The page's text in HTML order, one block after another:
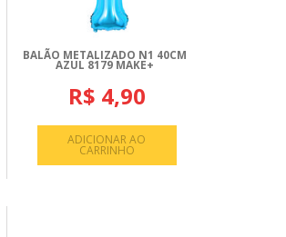
BALÃO METALIZADO N1 40CM
AZUL 8179 MAKE+
R$ 4,90
ADICIONAR AO
CARRINHO